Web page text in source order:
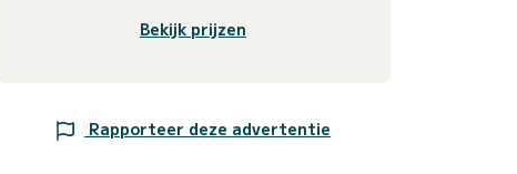
Bekijk prijzen
Rapporteer deze advertentie